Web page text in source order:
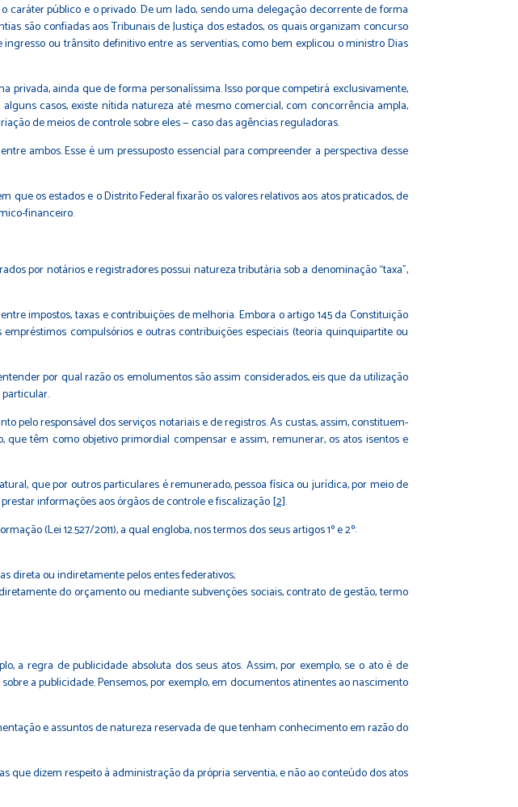
público e o privado. De um lado, sendo uma delegação decorrente de forma
são confiadas aos Tribunais de Justiça dos estados, os quais organizam concurso
ou trânsito definitivo entre as serventias, como bem explicou o ministro Dias
privada, ainda que de forma personalíssima. Isso porque competirá exclusivamente,
casos, existe nítida natureza até mesmo comercial, com concorrência ampla,
de meios de controle sobre eles — caso das agências reguladoras.
ambos. Esse é um pressuposto essencial para compreender a perspectiva desse
os estados e o Distrito Federal fixarão os valores relativos aos atos praticados, de
financeiro.
por notários e registradores possui natureza tributária sob a denominação “taxa”,
impostos, taxas e contribuições de melhoria. Embora o artigo 145 da Constituição
compulsórios e outras contribuições especiais (teoria quinquipartite ou
por qual razão os emolumentos são assim considerados, eis que da utilização
pelo responsável dos serviços notariais e de registros. As custas, assim, constituem-
têm como objetivo primordial compensar e assim, remunerar, os atos isentos e
que por outros particulares é remunerado, pessoa física ou jurídica, por meio de
informações aos órgãos de controle e fiscalização[2].
(Lei 12.527/2011), a qual engloba, nos termos dos seus artigos 1º e 2º:
direta ou indiretamente pelos entes federativos;
do orçamento ou mediante subvenções sociais, contrato de gestão, termo
a regra de publicidade absoluta dos seus atos. Assim, por exemplo, se o ato é de
a publicidade. Pensemos, por exemplo, em documentos atinentes ao nascimento
e assuntos de natureza reservada de que tenham conhecimento em razão do
dizem respeito à administração da própria serventia, e não ao conteúdo dos atos